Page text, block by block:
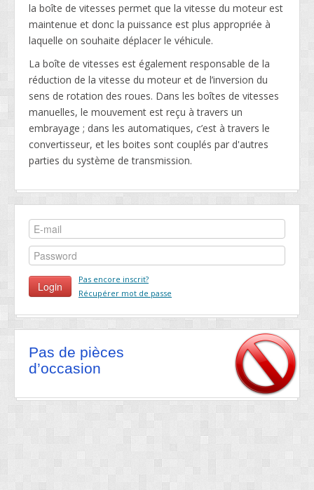
la boîte de vitesses permet que la vitesse du moteur est
maintenue et donc la puissance est plus appropriée à
laquelle on souhaite déplacer le véhicule.
La boîte de vitesses est également responsable de la
réduction de la vitesse du moteur et de l’inversion du
sens de rotation des roues. Dans les boîtes de vitesses
manuelles, le mouvement est reçu à travers un
embrayage ; dans les automatiques, c’est à travers le
convertisseur, et les boites sont couplés par d'autres
parties du système de transmission.
Pas encore inscrit?
Récupérer mot de passe
Pas de pièces
d’occasion